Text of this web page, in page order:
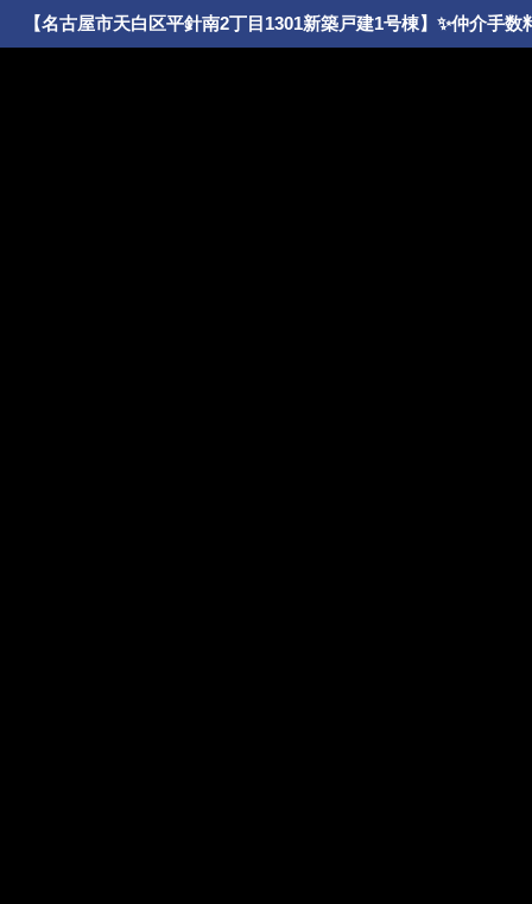
【名古屋市天白区平針南2丁目1301新築戸建1号棟】✨️仲介手